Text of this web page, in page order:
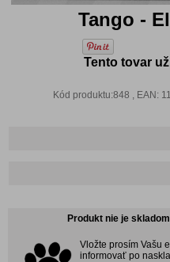
Tango -
Tento tovar
Kód produktu:848 , EAN:
Produkt nie je
Vložte prosím Vašu
informovať po